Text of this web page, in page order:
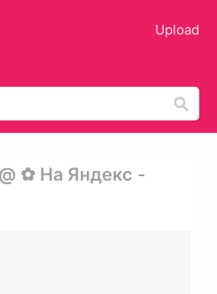
Upload
✿ На Яндекс -